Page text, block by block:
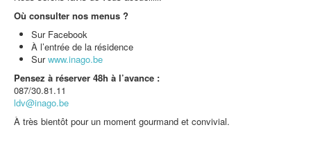
Où consulter nos menus ?
Sur Facebook
À l’entrée de la résidence
Surwww.inago.be
Pensez à réserver 48h à l’avance :
087/30.81.11
ldv@inago.be
À très bientôt pour un moment gourmand et convivial.